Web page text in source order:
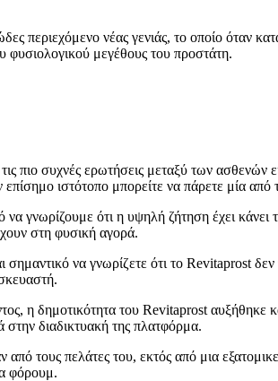
περιεχόμενο νέας γενιάς, το οποίο όταν
φυσιολογικού μεγέθους του προστάτη.
πιο συχνές ερωτήσεις μεταξύ των ασθενών
ιστότοπο μπορείτε να πάρετε μία
γνωρίζουμε ότι η υψηλή ζήτηση έχει
στη φυσική αγορά.
να γνωρίζετε ότι το Revitaprost
η δημοτικότητα του Revitaprost αυξήθηκε
στην διαδικτυακή της πλατφόρμα.
τους πελάτες του, εκτός από μια
φόρουμ.